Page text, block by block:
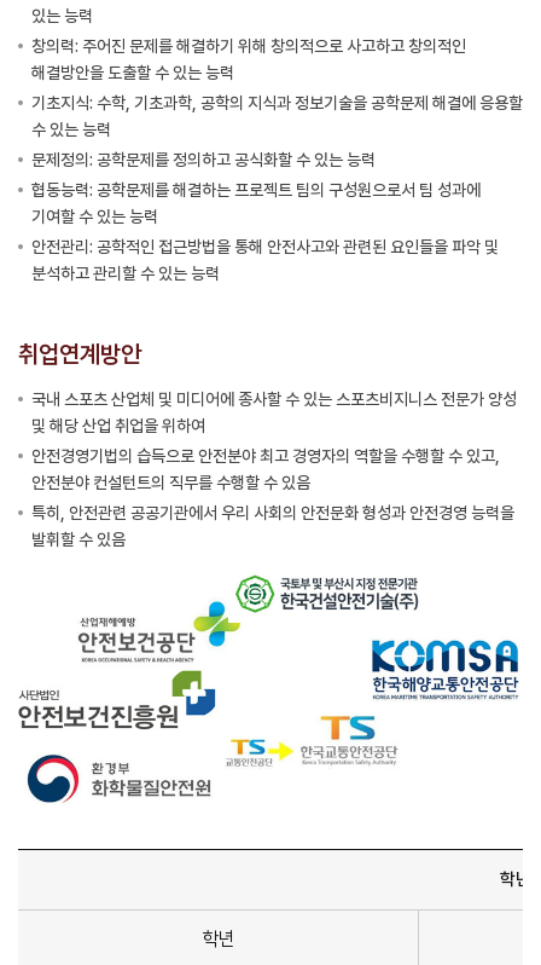
있는 능력
창의력: 주어진 문제를 해결하기 위해 창의적으로 사고하고 창의적인
해결방안을 도출할 수 있는 능력
기초지식: 수학, 기초과학, 공학의 지식과 정보기술을 공학문제 해결에 응용할
수 있는 능력
문제정의: 공학문제를 정의하고 공식화할 수 있는 능력
협동능력: 공학문제를 해결하는 프로젝트 팀의 구성원으로서 팀 성과에
기여할 수 있는 능력
안전관리: 공학적인 접근방법을 통해 안전사고와 관련된 요인들을 파악 및
분석하고 관리할 수 있는 능력
취업연계방안
국내 스포츠 산업체 및 미디어에 종사할 수 있는 스포츠비지니스 전문가 양성
및 해당 산업 취업을 위하여
안전경영기법의 습득으로 안전분야 최고 경영자의 역할을 수행할 수 있고,
안전분야 컨설턴트의 직무를 수행할 수 있음
특히, 안전관련 공공기관에서 우리 사회의 안전문화 형성과 안전경영 능력을
발휘할 수 있음
학년
학년